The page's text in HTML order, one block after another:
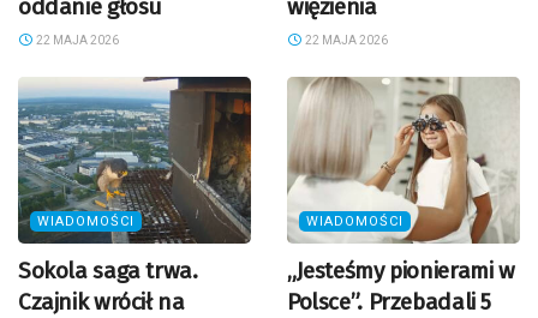
oddanie głosu
22 MAJA 2026
więzienia
22 MAJA 2026
WIADOMOŚCI
Sokola saga trwa.
Czajnik wrócił na
WIADOMOŚCI
„Jesteśmy pionierami w
Polsce”. Przebadali 5